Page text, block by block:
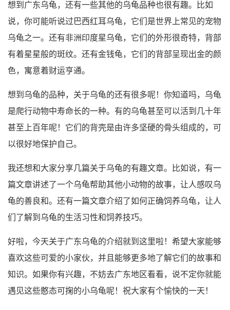
想到广东乌龟，还有一些其他的乌龟品种也很有趣。比如
说，你可能听说过巴西红耳乌龟，它们是世界上常见的宠物
乌龟之一。还有非洲印度星乌龟，它们的外形很奇特，背部
有着星星般的斑纹。还有金钱龟，它们的背部呈现出金的颜
色，寓意着财运亨通。
想到乌龟的品种，关于乌龟的还有很多呢！你知道吗，乌龟
是爬行动物中寿命长的一种。有的乌龟甚至可以活到几十年
甚至上百年呢！它们的背壳是由许多坚硬的骨头组成的，可
以很好地保护自己。
我还想和大家分享几篇关于乌龟的有趣文章。比如说，有一
篇文章讲述了一个乌龟帮助其他小动物的故事，让人感叹乌
龟的善良和。还有一篇文章介绍了如何正确饲养乌龟，让人
们了解到乌龟的生活习性和饲养技巧。
好啦，今天关于广东乌龟的介绍就到这里啦！希望大家能够
喜欢这些可爱的小家伙，并且能够更多地了解它们的故事和
知识。如果你有兴趣，不妨去广东地区看看，说不定你就能
遇见这些憨态可掬的小乌龟呢！祝大家有个愉快的一天！